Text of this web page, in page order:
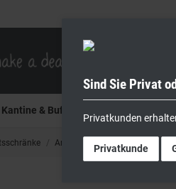
Kantine & Buffet
Arbeitsschrank aus Edelstahl
Sind Sie Privat
Privatkunden
Privatkunde